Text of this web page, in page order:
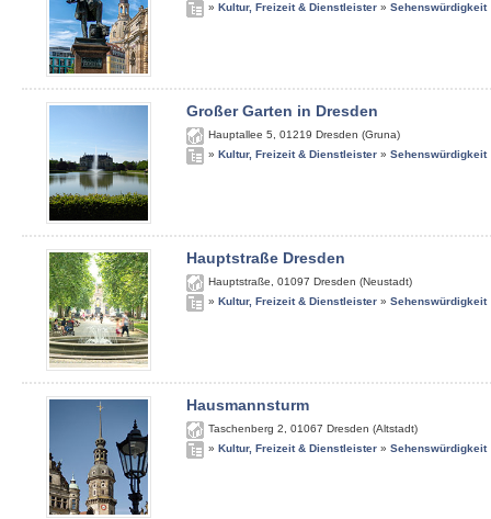
» Kultur, Freizeit & Dienstleister » Sehenswürdigkeit
Großer Garten in Dresden
Hauptallee 5 01219 Dresden (Gruna)
» Kultur, Freizeit & Dienstleister » Sehenswürdigkeit
Hauptstraße Dresden
Hauptstraße 01097 Dresden (Neustadt)
» Kultur, Freizeit & Dienstleister » Sehenswürdigkeit
Hausmannsturm
Taschenberg 2 01067 Dresden (Altstadt)
» Kultur, Freizeit & Dienstleister » Sehenswürdigkeit